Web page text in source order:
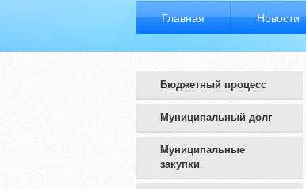
Бюджетный процесс
Муниципальный долг
Муниципальные
закупки
Главная Новости